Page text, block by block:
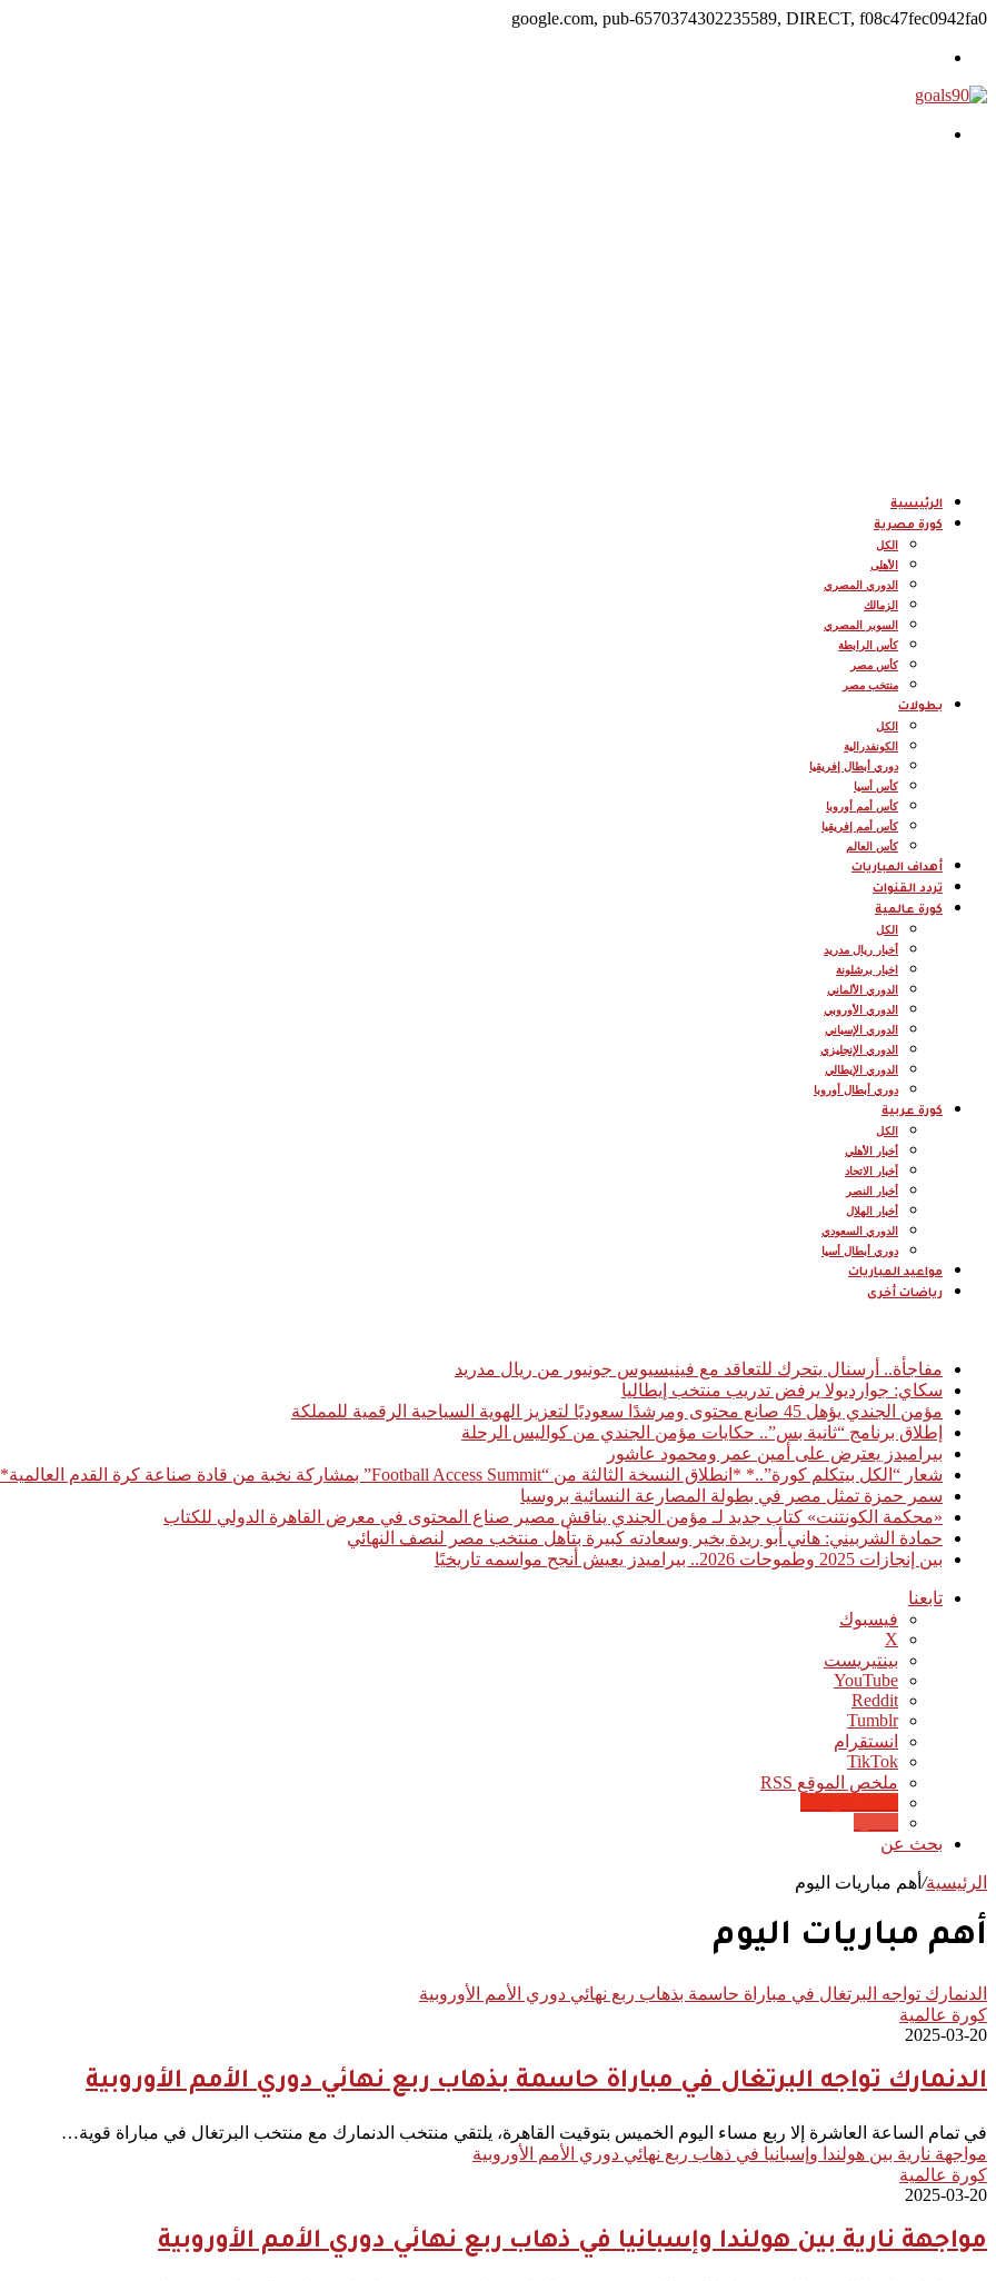
google.com, pub-6570374302235589, DIRECT, f08c47fec0942fa0
الرئيسية
كورة مصرية
الكل
الأهلى
الدوري المصري
الزمالك
السوبر المصري
كأس الرابطة
كأس مصر
منتخب مصر
بطولات
الكل
الكونفدرالية
دوري أبطال إفريقيا
كأس أسيا
كأس أمم أوروبا
كأس أمم إفريقيا
كأس العالم
أهداف المباريات
تردد القنوات
كورة عالمية
الكل
أخبار ريال مدريد
اخبار برشلونة
الدوري الألماني
الدوري الأوروبي
الدوري الإسباني
الدوري الإنجليزي
الدوري الإيطالي
دوري أبطال أوروبا
كورة عربية
الكل
أخبار الأهلي
أخبار الاتحاد
أخبار النصر
أخبار الهلال
الدوري السعودي
دوري أبطال أسيا
مواعيد المباريات
رياضات أخرى
مفاجأة.. أرسنال يتحرك للتعاقد مع فينيسيوس جونيور من ريال مدريد
سكاي: جوارديولا يرفض تدريب منتخب إيطاليا
مؤمن الجندي يؤهل 45 صانع محتوى ومرشدًا سعوديًا لتعزيز الهوية السياحية الرقمية للمملكة
إطلاق برنامج “ثانية بس”.. حكايات مؤمن الجندي من كواليس الرحلة
بيراميدز يعترض على أمين عمر ومحمود عاشور
شعار “الكل بيتكلم كورة”..* *انطلاق النسخة الثالثة من “Football Access Summit” بمشاركة نخبة من قادة صناعة كرة القدم العالمية* *القاهرة 03 فبراير 2026
سمر حمزة تمثل مصر في بطولة المصارعة النسائية بروسيا
«محكمة الكونتنت» كتاب جديد لـ مؤمن الجندي يناقش مصير صناع المحتوى في معرض القاهرة الدولي للكتاب
حمادة الشربيني: هاني أبو ريدة بخير وسعادته كبيرة بتأهل منتخب مصر لنصف النهائي
بين إنجازات 2025 وطموحات 2026.. بيراميدز يعيش أنجح مواسمه تاريخيًا
تابعنا
فيسبوك
‫X
بينتيريست
‫YouTube
انستقرام
‫TikTok
ملخص الموقع RSS
بحث عن
الرئيسية/ أهم مباريات اليوم
أهم مباريات اليوم
الدنمارك تواجه البرتغال في مباراة حاسمة بذهاب ربع نهائي دوري الأمم الأوروبية
كورة عالمية
2025-03-20
الدنمارك تواجه البرتغال في مباراة حاسمة بذهاب ربع نهائي دوري الأمم الأوروبية
في تمام الساعة العاشرة إلا ربع مساء اليوم الخميس بتوقيت القاهرة، يلتقي منتخب الدنمارك مع منتخب البرتغال في مباراة قوية…
مواجهة نارية بين هولندا وإسبانيا في ذهاب ربع نهائي دوري الأمم الأوروبية
كورة عالمية
2025-03-20
مواجهة نارية بين هولندا وإسبانيا في ذهاب ربع نهائي دوري الأمم الأوروبية